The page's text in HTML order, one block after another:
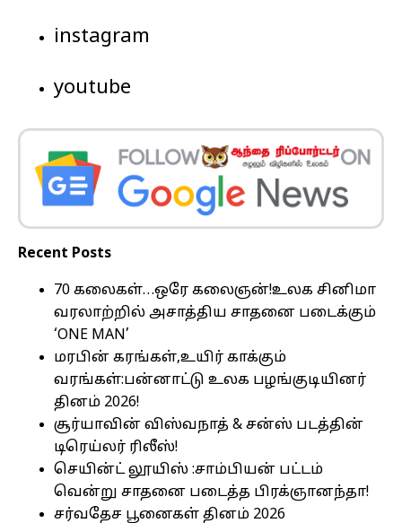
instagram
youtube
Recent Posts
70 கலைகள்…ஒரே கலைஞன்!உலக சினிமா
வரலாற்றில் அசாத்திய சாதனை படைக்கும்
‘ONE MAN’
மரபின் கரங்கள்,உயிர் காக்கும்
வரங்கள்:பன்னாட்டு உலக பழங்குடியினர்
தினம் 2026!
சூர்யாவின் விஸ்வநாத் & சன்ஸ் படத்தின்
டிரெய்லர் ரிலீஸ்!
செயின்ட் லூயிஸ் :சாம்பியன் பட்டம்
வென்று சாதனை படைத்த பிரக்ஞானந்தா!
சர்வதேச பூனைகள் தினம் 2026